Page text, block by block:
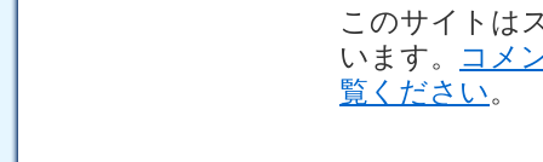
このサイトは
います。 コメ
覧ください。